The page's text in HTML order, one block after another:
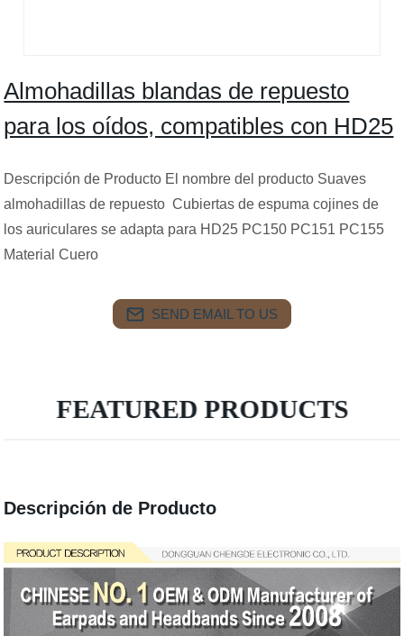
Almohadillas blandas de repuesto
para los oídos, compatibles con HD25
Descripción de Producto El nombre del producto Suaves
almohadillas de repuesto Cubiertas de espuma cojines de
los auriculares se adapta para HD25 PC150 PC151 PC155
Material Cuero
SEND EMAIL TO US
FEATURED PRODUCTS
Descripción de Producto